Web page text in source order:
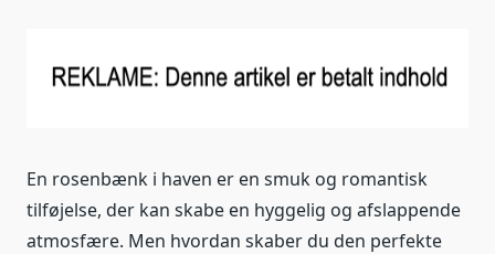
En rosenbænk i haven er en smuk og romantisk
tilføjelse, der kan skabe en hyggelig og afslappende
atmosfære. Men hvordan skaber du den perfekte